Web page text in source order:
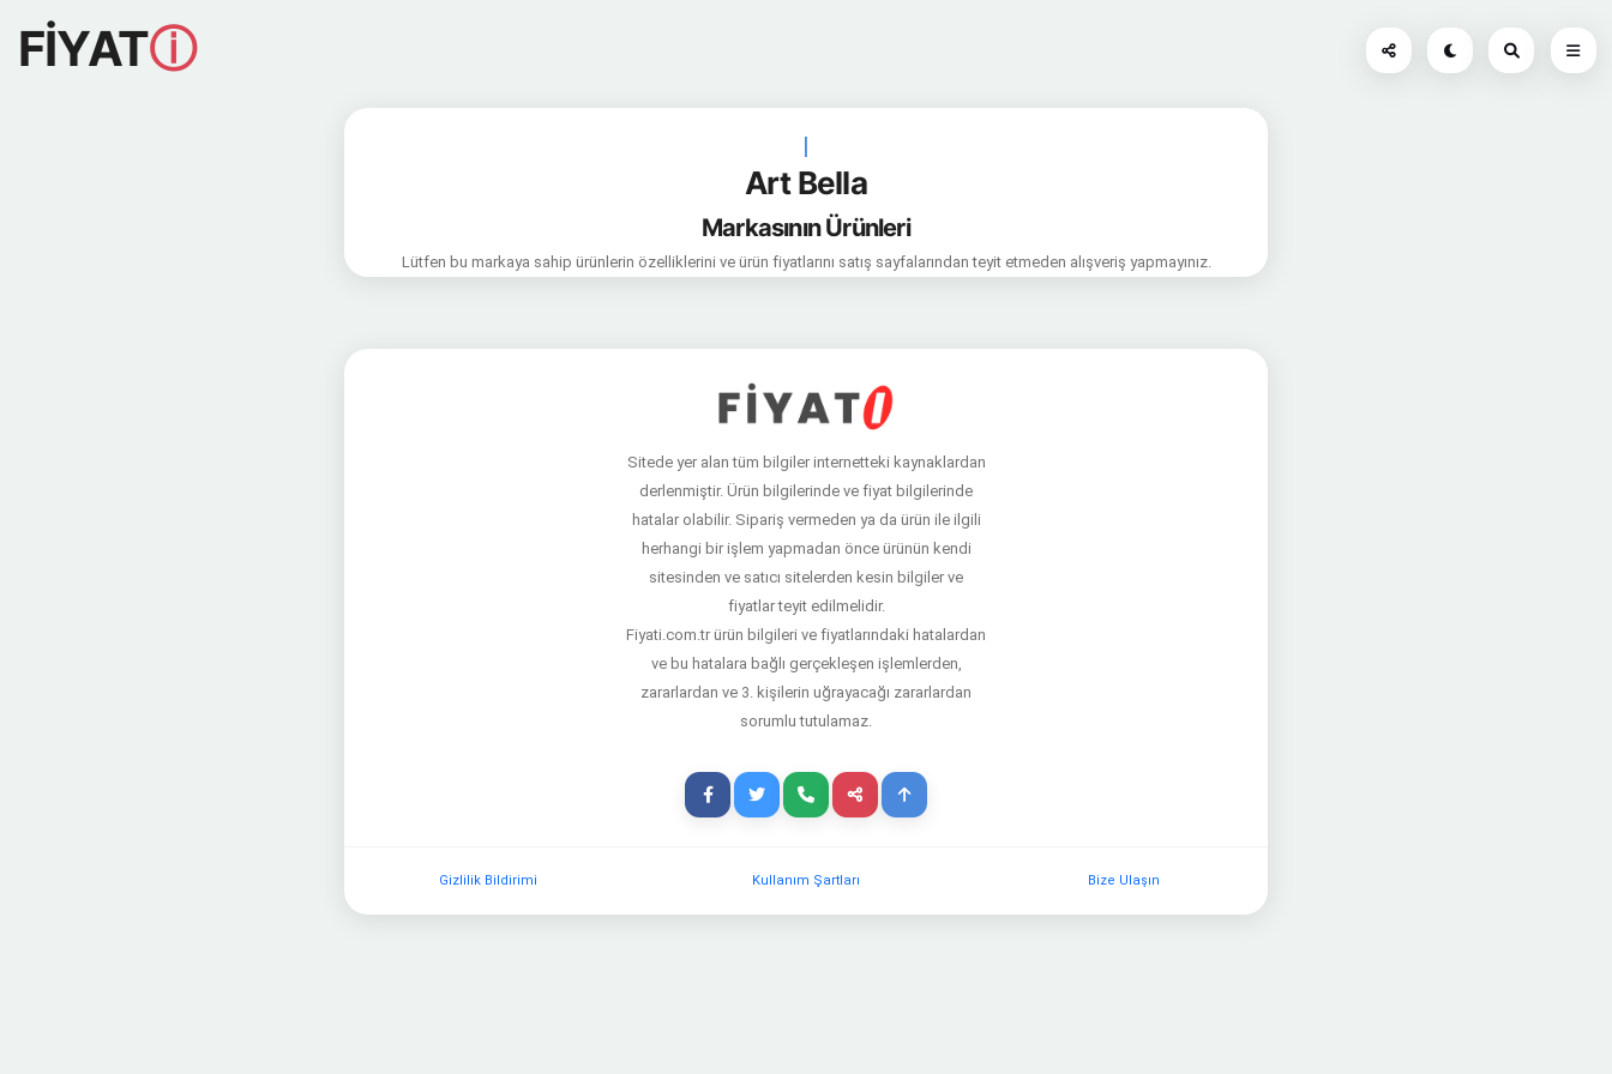
FİYATⓘ
|
Art Bella
Markasının Ürünleri
Lütfen bu markaya sahip ürünlerin özelliklerini ve ürün fiyatlarını satış sayfalarından teyit etmeden alışveriş yapmayınız.
Sitede yer alan tüm bilgiler internetteki kaynaklardan
derlenmiştir. Ürün bilgilerinde ve fiyat bilgilerinde
hatalar olabilir. Sipariş vermeden ya da ürün ile ilgili
herhangi bir işlem yapmadan önce ürünün kendi
sitesinden ve satıcı sitelerden kesin bilgiler ve
fiyatlar teyit edilmelidir.
Fiyati.com.tr ürün bilgileri ve fiyatlarındaki hatalardan
ve bu hatalara bağlı gerçekleşen işlemlerden,
zararlardan ve 3. kişilerin uğrayacağı zararlardan
sorumlu tutulamaz.
Gizlilik Bildirimi Kullanım Şartları Bize Ulaşın